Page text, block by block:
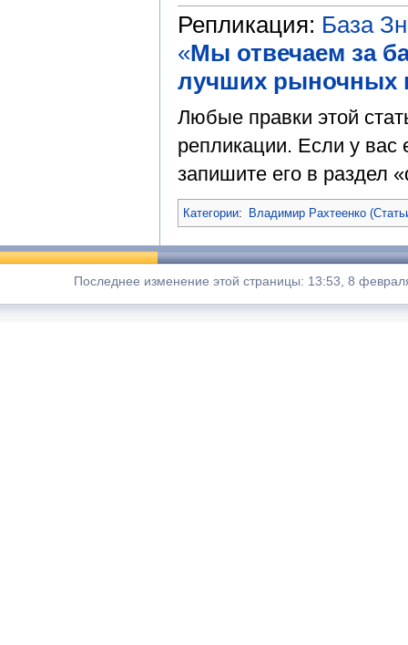
Репликация: База
«Мы отвечаем за
лучших рыночных
Любые правки этой
репликации. Если у вас
запишите его в раздел
Категории: Владимир Рахтеенко
Последнее изменение этой страницы: 13:53, 8